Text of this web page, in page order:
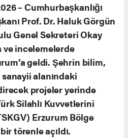
– Cumhurbaşkanlığı
Prof. Dr. Haluk Görgün
Genel Sekreteri Okay
incelemelerde
geldi. Şehrin bilim,
alanındaki
projeler yerinde
Silahlı Kuvvetlerini
Erzurum Bölge
törenle açıldı.